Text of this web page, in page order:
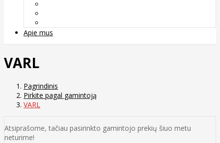
Apie mus
VARL
Pagrindinis
Pirkite pagal gamintoją
VARL
Atsiprašome, tačiau pasirinkto gamintojo prekių šiuo metu
neturime!